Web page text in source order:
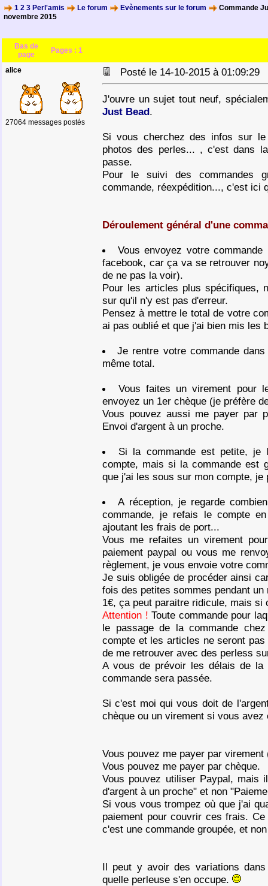
1 2 3 Perl'amis Le forum Evènements sur le forum
Commande
novembre 2015
Bas de
page
Pages : 1
alice
27064 messages postés
Posté le 14-10-2015 à 01:09:29
J'ouvre un sujet tout neuf,
Just Bead.
Si vous cherchez des infos sur
photos des perles... , c'est dans
passe.
Pour le suivi des commandes
commande, réexpédition..., c'est ici
Déroulement général d'une
Vous envoyez votre
facebook, car ça va se retrouver
de ne pas la voir).
Pour les articles plus spécifiques,
sur qu'il n'y est pas d'erreur.
Pensez à mettre le total de votre
ai pas oublié et que j'ai bien mis les
Je rentre votre commande
même total.
Vous faites un virement pour
envoyez un 1er chèque (je préfère
Vous pouvez aussi me payer par
Envoi d'argent à un proche.
Si la commande est petite,
compte, mais si la commande est
que j'ai les sous sur mon compte, je
A réception, je regarde
commande, je refais le compte
ajoutant les frais de port...
Vous me refaites un virement
paiement paypal ou vous me
règlement, je vous envoie votre
Je suis obligée de procéder ainsi
fois des petites sommes pendant
1€, ça peut paraitre ridicule, mais
Attention !Toute commande pour
le passage de la commande
compte et les articles ne seront
de me retrouver avec des perless
A vous de prévoir les délais de
commande sera passée.
Si c'est moi qui vous doit de
chèque ou un virement si vous
Vous pouvez me payer par virement
Vous pouvez me payer par chèque.
Vous pouvez utiliser Paypal, mais
d'argent à un proche" et non
Si vous vous trompez où que j'ai
paiement pour couvrir ces frais.
c'est une commande groupée, et
Il peut y avoir des variations
quelle perleuse s'en occupe.